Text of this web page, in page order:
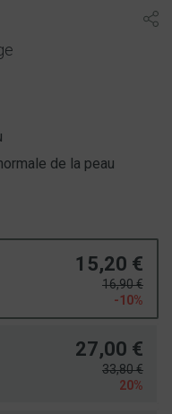
de la peau
15,20 €
16,90 €
-10%
27,00 €
33,80 €
20%